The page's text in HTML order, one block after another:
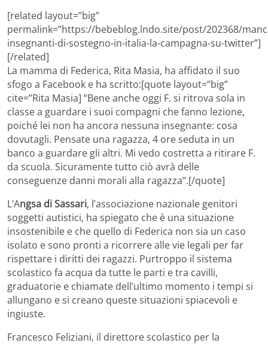
[related layout=”big”
permalink=”https://bebeblog.lndo.site/post/202368/
insegnanti-di-sostegno-in-italia-la-campagna-su-twitter”]
[/related]
La mamma di Federica, Rita Masia, ha affidato il suo
sfogo a Facebook e ha scritto:[quote layout=”big”
cite=”Rita Masia] “Bene anche oggi F. si ritrova sola in
classe a guardare i suoi compagni che fanno lezione,
poiché lei non ha ancora nessuna insegnante: cosa
dovutagli. Pensate una ragazza, 4 ore seduta in un
banco a guardare gli altri. Mi vedo costretta a ritirare F.
da scuola. Sicuramente tutto ciò avrà delle
conseguenze danni morali alla ragazza”.[/quote]
L’Angsa di Sassari, l’associazione nazionale genitori
soggetti autistici, ha spiegato che è una situazione
insostenibile e che quello di Federica non sia un caso
isolato e sono pronti a ricorrere alle vie legali per far
rispettare i diritti dei ragazzi. Purtroppo il sistema
scolastico fa acqua da tutte le parti e tra cavilli,
graduatorie e chiamate dell’ultimo momento i tempi si
allungano e si creano queste situazioni spiacevoli e
ingiuste.
Francesco Feliziani, il direttore scolastico per la